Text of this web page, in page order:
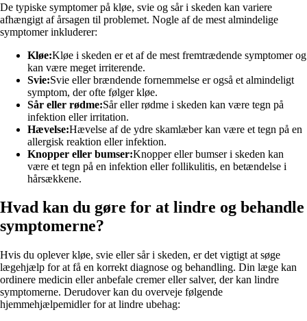
De typiske symptomer på kløe, svie og sår i skeden kan variere
afhængigt af årsagen til problemet. Nogle af de mest almindelige
symptomer inkluderer:
Kløe:Kløe i skeden er et af de mest fremtrædende symptomer og
kan være meget irriterende.
Svie:Svie eller brændende fornemmelse er også et almindeligt
symptom, der ofte følger kløe.
Sår eller rødme:Sår eller rødme i skeden kan være tegn på
infektion eller irritation.
Hævelse:Hævelse af de ydre skamlæber kan være et tegn på en
allergisk reaktion eller infektion.
Knopper eller bumser:Knopper eller bumser i skeden kan
være et tegn på en infektion eller follikulitis, en betændelse i
hårsækkene.
Hvad kan du gøre for at lindre og behandle
symptomerne?
Hvis du oplever kløe, svie eller sår i skeden, er det vigtigt at søge
lægehjælp for at få en korrekt diagnose og behandling. Din læge kan
ordinere medicin eller anbefale cremer eller salver, der kan lindre
symptomerne. Derudover kan du overveje følgende
hjemmehjælpemidler for at lindre ubehag: